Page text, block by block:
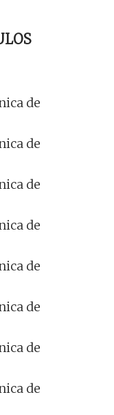
de
de
de
de
de
de
de
de